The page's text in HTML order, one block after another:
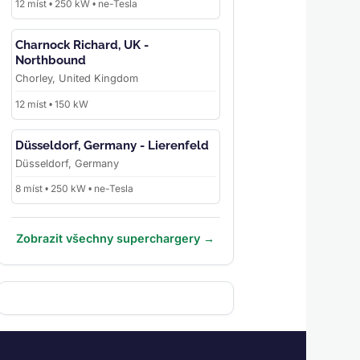
12 míst • 250 kW • ne-Tesla
Charnock Richard, UK -
Northbound
Chorley, United Kingdom
12 míst • 150 kW
Düsseldorf, Germany - Lierenfeld
Düsseldorf, Germany
8 míst • 250 kW • ne-Tesla
Zobrazit všechny superchargery →